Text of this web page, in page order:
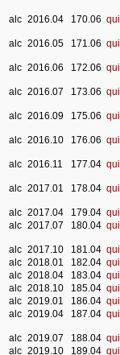
alc 2016.04 170.06 qui
alc 2016.05 171.06 qui
alc 2016.06 172.06 qui
alc 2016.07 173.06 qui
alc 2016.09 175.06 qui
alc 2016.10 176.06 qui
alc 2016.11 177.04 qui
alc 2017.01 178.04 qui
alc 2017.04 179.04 qui
alc 2017.07 180.04 qui
alc 2017.10 181.04 qui
alc 2018.01 182.04 qui
alc 2018.04 183.04 qui
alc 2018.10 185.04 qui
alc 2019.01 186.04 qui
alc 2019.04 187.04 qui
alc 2019.07 188.04 qui
alc 2019.10 189.04 qui